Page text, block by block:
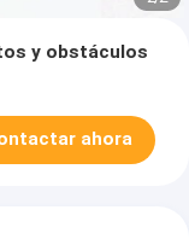
y obstáculos
ahora